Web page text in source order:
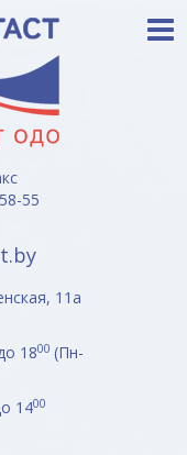
55
11а
1800 (Пн-
1400